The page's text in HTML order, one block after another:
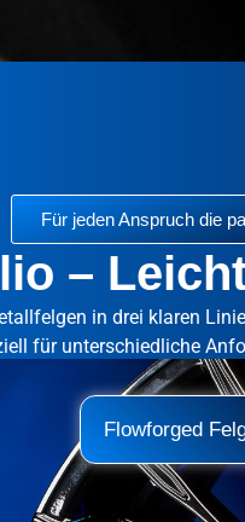
Für jeden Anspruch die
–
in drei klaren
für unterschiedliche
Flowforged